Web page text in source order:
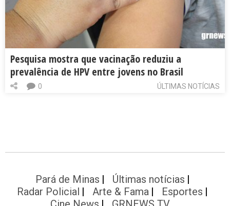
Pesquisa mostra que vacinação reduziu a
prevalência de HPV entre jovens no Brasil
ÚLTIMAS NOTÍCIAS
0
Pará de Minas
Últimas notícias
Radar Policial
Arte & Fama
Esportes